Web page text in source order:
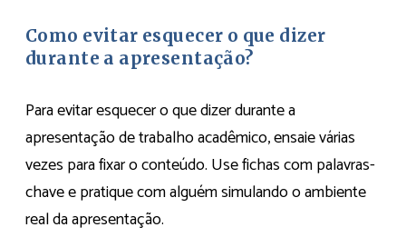
Como evitar esquecer o que dizer
durante a apresentação?
Para evitar esquecer o que dizer durante a
apresentação de trabalho acadêmico, ensaie várias
vezes para fixar o conteúdo. Use fichas com palavras-
chave e pratique com alguém simulando o ambiente
real da apresentação.